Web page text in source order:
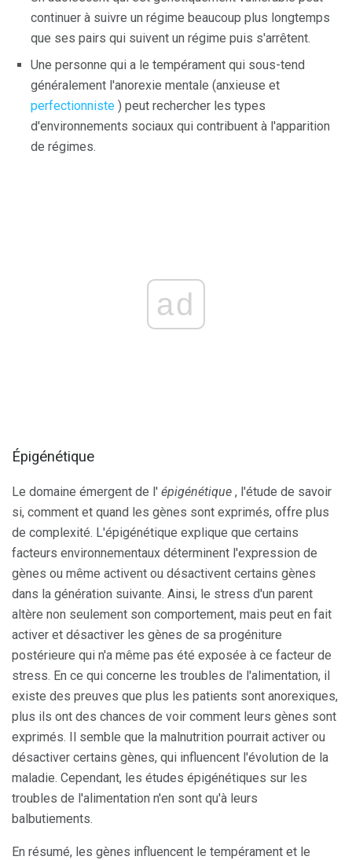
continuer à suivre un régime beaucoup plus longtemps
que ses pairs qui suivent un régime puis s'arrêtent.
Une personne qui a le tempérament qui sous-tend
généralement l'anorexie mentale (anxieuse et
perfectionniste ) peut rechercher les types
d'environnements sociaux qui contribuent à l'apparition
de régimes.
ad
Épigénétique
Le domaine émergent de l' épigénétique , l'étude de savoir
si, comment et quand les gènes sont exprimés, offre plus
de complexité. L'épigénétique explique que certains
facteurs environnementaux déterminent l'expression de
gènes ou même activent ou désactivent certains gènes
dans la génération suivante. Ainsi, le stress d'un parent
altère non seulement son comportement, mais peut en fait
activer et désactiver les gènes de sa progéniture
postérieure qui n'a même pas été exposée à ce facteur de
stress. En ce qui concerne les troubles de l'alimentation, il
existe des preuves que plus les patients sont anorexiques,
plus ils ont des chances de voir comment leurs gènes sont
exprimés. Il semble que la malnutrition pourrait activer ou
désactiver certains gènes, qui influencent l'évolution de la
maladie. Cependant, les études épigénétiques sur les
troubles de l'alimentation n'en sont qu'à leurs
balbutiements.
En résumé, les gènes influencent le tempérament et le